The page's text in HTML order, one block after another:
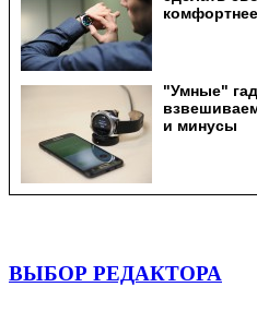
ВЫБОР РЕДАКТОРА